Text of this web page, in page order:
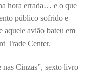
hora errada… e o que
público sofrido e
aquele avião bateu em
Trade Center.
Cinzas”, sexto livro